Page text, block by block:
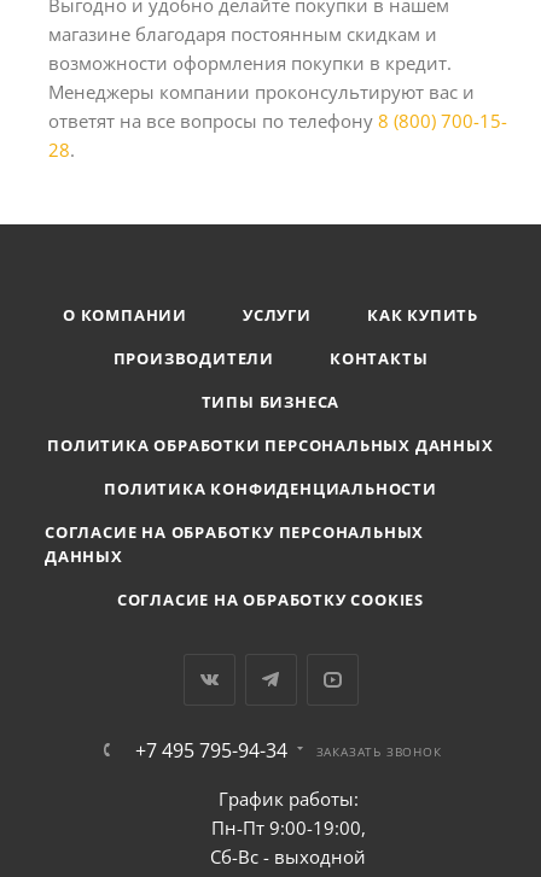
магазине благодаря постоянным скидкам и
возможности оформления покупки в кредит.
Менеджеры компании проконсультируют вас и
ответят на все вопросы по телефону 8 (800) 700-15-
28.
О КОМПАНИИ УСЛУГИ
КАК КУПИТЬ
ПРОИЗВОДИТЕЛИ
КОНТАКТЫ
ТИПЫ БИЗНЕСА
ПОЛИТИКА ОБРАБОТКИ ПЕРСОНАЛЬНЫХ ДАННЫХ
ПОЛИТИКА КОНФИДЕНЦИАЛЬНОСТИ
СОГЛАСИЕ НА ОБРАБОТКУ ПЕРСОНАЛЬНЫХ
ДАННЫХ
СОГЛАСИЕ НА ОБРАБОТКУ COOKIES
+7 495 795-94-34 ЗАКАЗАТЬ ЗВОНОК
График работы:
Пн-Пт 9:00-19:00,
Сб-Вс - выходной